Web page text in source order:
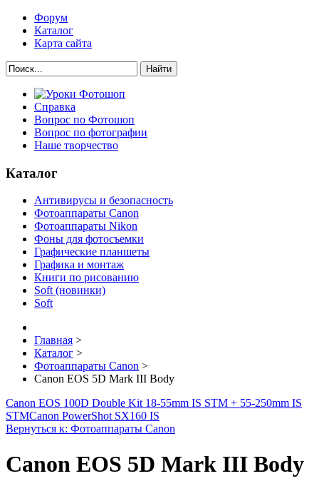
Форум
Каталог
Карта сайта
Найти
Справка
Вопрос по Фотошоп
Вопрос по фотографии
Наше творчество
Каталог
Антивирусы и безопасность
Фотоаппараты Canon
Фотоаппараты Nikon
Фоны для фотосъемки
Графические планшеты
Графика и монтаж
Книги по рисованию
Soft (новинки)
Soft
Главная >
Каталог >
Фотоаппараты Canon >
Canon EOS 5D Mark III Body
Canon EOS 100D Double Kit 18-55mm IS STM + 55-250mm IS
STMCanon PowerShot SX160 IS
Вернуться к: Фотоаппараты Canon
Canon EOS 5D Mark III Body